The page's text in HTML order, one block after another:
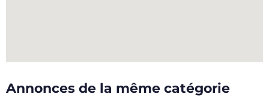
Annonces de la même catégorie